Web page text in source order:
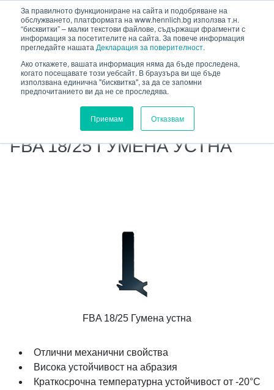
За правилното функциониране на сайта и подобряване на
обслужването, платформата на www.hennlich.bg използва т.н.
“бисквитки” – малки текстови файлове, съдържащи фрагменти с
информация за посетителите на сайта. За повече информация
прегледайте нашата Декларация за поверителност.
Ако откажете, вашата информация няма да бъде проследена,
когато посещавате този уебсайт. В браузъра ви ще бъде
използвана единична "бисквитка", за да се запомни
предпочитанието ви да не се проследява.
Приемам Отказвам
съдържание
HENNLICH.BG
ПРОДУКТИ
ПРУЖИНИ И МАШИННИ ЕЛЕМЕНТИ
ЗАЩИТНИ ПОКРИТИЯ
ЧИСТАЧИ
FBA 18/25 ГУМЕНА УСТНА
FBA 18/25 ГУМЕНА УСТНА
FBA 18/25 Гумена устна
Отлични механични свойства
Висока устойчивост на абразия
Краткосрочна температурна устойчивост от -20°C